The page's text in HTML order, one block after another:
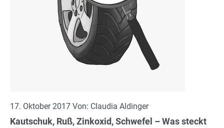
17. Oktober 2017 Von: Claudia Aldinger
Kautschuk, Ruß, Zinkoxid, Schwefel – Was steckt